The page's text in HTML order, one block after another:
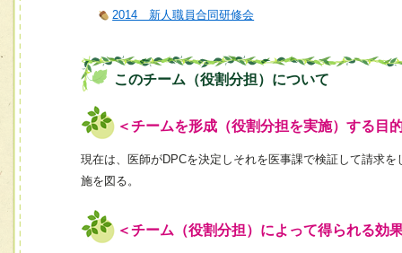
2014 新人職員合同研修会
このチーム（役割分担）について
＜チームを形成（役割分担を実施）する目
現在は、医師がDPCを決定しそれを医事課で検証して請求
施を図る。
＜チーム（役割分担）によって得られる効